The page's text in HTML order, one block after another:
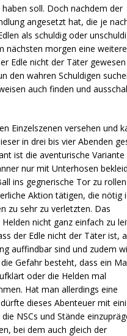
soll. Doch nachdem der
angesetzt hat, die je
als schuldig oder
nächsten morgen eine weitere
Edle nicht der Täter
den wahren Schuldigen
auch finden und
Einzelszenen versehen und
in drei bis vier Abenden
ist die aventurische
nur mit Unterhosen
ins gegnerische Tor zu
Aktion tätigen, die nötig
zu sehr zu verletzten. Das
nicht ganz einfach zu
der Edle nicht der Täter ist,
auffindbar sind und zudem
Gefahr besteht, dass ein
oder die Helden mal
Hat man allerdings eine
dieses Abenteuer mit
NSCs und Stände
bei dem auch gleich der